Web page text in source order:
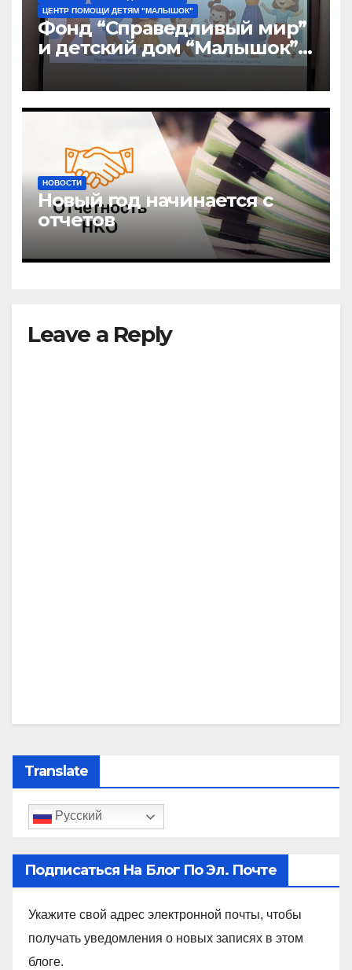
ЦЕНТР ПОМОЩИ ДЕТЯМ "МАЛЫШОК"
Фонд “Справедливый мир”
и детский дом “Малышок”
открыли центр новых
возможностей “УРАГШАА”
НОВОСТИ
Новый год начинается с
отчетов
Leave a Reply
Translate
Русский
Подписаться На Блог По Эл. Почте
Укажите свой адрес электронной почты, чтобы
получать уведомления о новых записях в этом
блоге.